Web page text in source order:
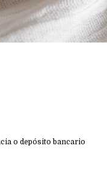
o depósito bancario